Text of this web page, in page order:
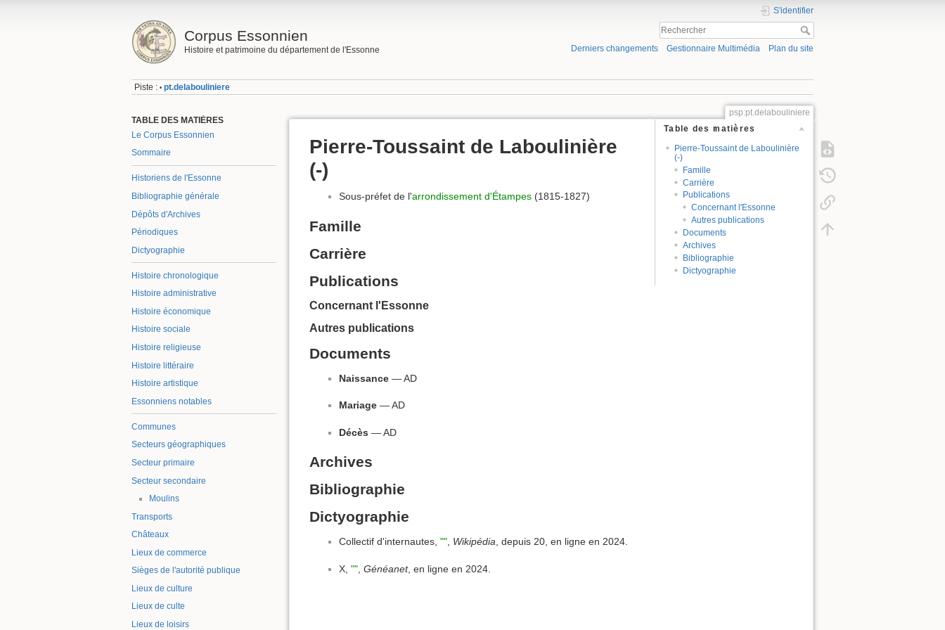
Corpus Essonnien
Histoire et patrimoine du département de l'Essonne
S'identifier
Derniers changements Gestionnaire Multimédia Plan du site
Piste : • pt.delabouliniere
TABLE DES MATIÈRES
Le Corpus Essonnien
Sommaire
Historiens de l'Essonne
Bibliographie générale
Dépôts d'Archives
Périodiques
Dictyographie
Histoire chronologique
Histoire administrative
Histoire économique
Histoire sociale
Histoire religieuse
Histoire littéraire
Histoire artistique
Essonniens notables
Communes
Secteurs géographiques
Secteur primaire
Secteur secondaire
Moulins
Transports
Châteaux
Lieux de commerce
Sièges de l'autorité publique
Lieux de culture
Lieux de culte
Lieux de loisirs
psp:pt.delabouliniere
Table des matières
Pierre-Toussaint de Laboulinière
(-)
Famille
Carrière
Publications
Concernant l'Essonne
Autres publications
Documents
Archives
Bibliographie
Dictyographie
Pierre-Toussaint de Laboulinière
(-)
Sous-préfet de l'arrondissement d'Étampes (1815-1827)
Famille
Carrière
Publications
Concernant l'Essonne
Autres publications
Documents
Naissance — AD
Mariage — AD
Décès — AD
Archives
Bibliographie
Dictyographie
Collectif d'internautes, "", Wikipédia, depuis 20, en ligne en 2024.
X, "" Généanet, en ligne en 2024.